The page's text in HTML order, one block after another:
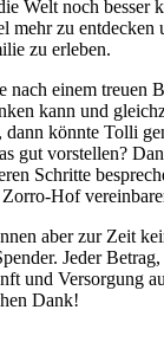
Welt noch besser
mehr zu entdecken
zu erleben.
nach einem treuen
kann und
dann könnte Tolli
gut vorstellen?
Schritte
Hof
aber zur Zeit
Jeder
und Versorgung
Dank!